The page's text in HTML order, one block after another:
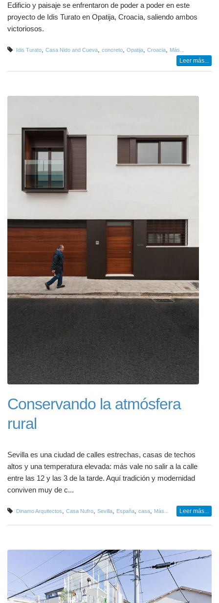
Edificio y paisaje se enfrentaron de poder a poder en este
proyecto de Idis Turato en Opatija, Croacia, saliendo ambos
victoriosos.
Idis Turato, Casa Nido and Cueva, concreto, Opatija, Croacia, Más...
Leer más...
Conservando la atmósfera
rural
Sevilla es una ciudad de calles estrechas, casas de techos
altos y una temperatura elevada: más vale no salir a la calle
entre las 12 y las 3 de la tarde. Aquí tradición y modernidad
conviven muy de c...
Dinamo Arquitectos, Casa Nufro, Sevilla, España, casa, Más... Leer más...